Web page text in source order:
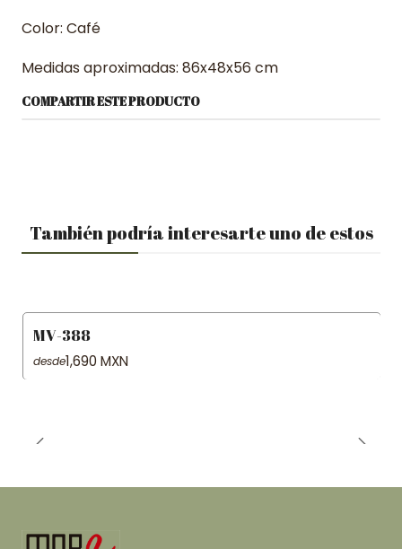
Color: Café
Medidas aproximadas: 86x48x56 cm
COMPARTIR ESTE PRODUCTO
También podría interesarte uno de estos
MV-388
desde1,690 MXN